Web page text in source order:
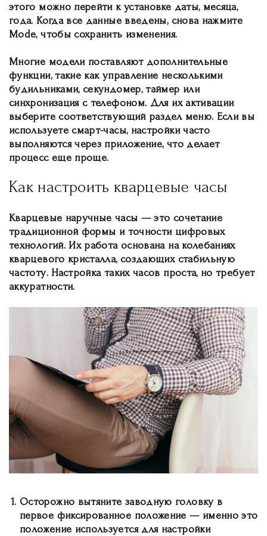
этого можно перейти к установке даты, месяца,
года. Когда все данные введены, снова нажмите
Mode, чтобы сохранить изменения.
Многие модели поставляют дополнительные
функции, такие как управление несколькими
будильниками, секундомер, таймер или
синхронизация с телефоном. Для их активации
выберите соответствующий раздел меню. Если вы
используете смарт-часы, настройки часто
выполняются через приложение, что делает
процесс еще проще.
Как настроить кварцевые часы
Кварцевые наручные часы — это сочетание
традиционной формы и точности цифровых
технологий. Их работа основана на колебаниях
кварцевого кристалла, создающих стабильную
частоту. Настройка таких часов проста, но требует
аккуратности.
Осторожно вытяните заводную головку в
первое фиксированное положение — именно это
положение используется для настройки